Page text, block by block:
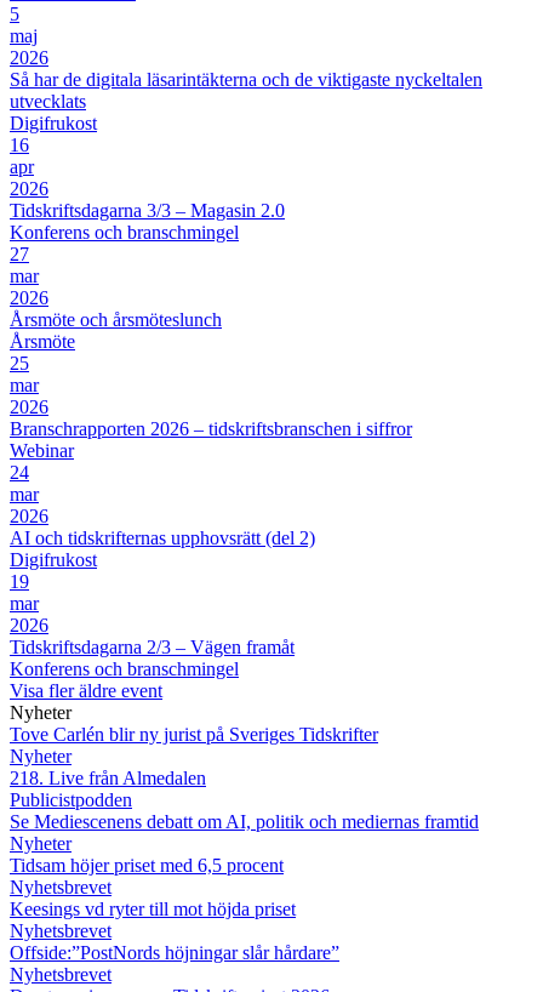
5
maj
2026
Så har de digitala läsarintäkterna och de viktigaste nyckeltalen
utvecklats
Digifrukost
16
apr
2026
Tidskriftsdagarna 3/3 – Magasin 2.0
Konferens och branschmingel
27
mar
2026
Årsmöte och årsmöteslunch
Årsmöte
25
mar
2026
Branschrapporten 2026 – tidskriftsbranschen i siffror
Webinar
24
mar
2026
AI och tidskrifternas upphovsrätt (del 2)
Digifrukost
19
mar
2026
Tidskriftsdagarna 2/3 – Vägen framåt
Konferens och branschmingel
Visa fler äldre event
Nyheter
Tove Carlén blir ny jurist på Sveriges Tidskrifter
Nyheter
218. Live från Almedalen
Publicistpodden
Se Mediescenens debatt om AI, politik och mediernas framtid
Nyheter
Tidsam höjer priset med 6,5 procent
Nyhetsbrevet
Keesings vd ryter till mot höjda priset
Nyhetsbrevet
Offside:”PostNords höjningar slår hårdare”
Nyhetsbrevet